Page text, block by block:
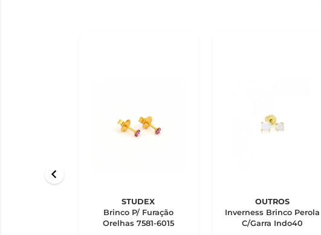
STUDEX
Brinco P/ Furação
Orelhas 7581-6015
OUTROS
Inverness Brinco Perola
C/Garra Indo40